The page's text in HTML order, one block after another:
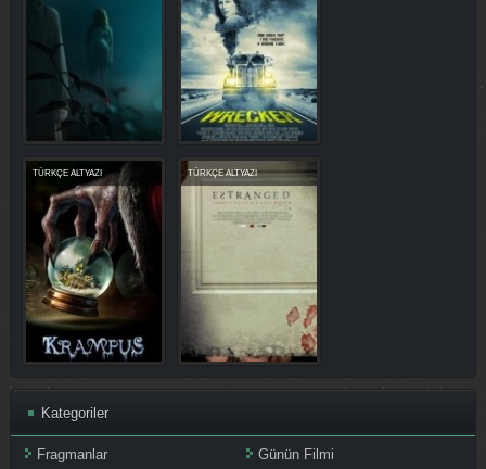
TÜRKÇE ALTYAZI TÜRKÇE ALTYAZI
Kategoriler
Fragmanlar Günün Filmi